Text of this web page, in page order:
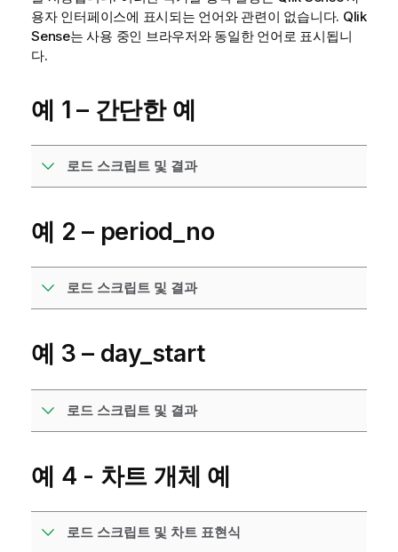
용자 인터페이스에 표시되는 언어와 관련이 없습니다. Qlik
Sense는 사용 중인 브라우저와 동일한 언어로 표시됩니
다.
예 1 – 간단한 예
로드 스크립트 및 결과
예 2 – period_no
로드 스크립트 및 결과
예 3 – day_start
로드 스크립트 및 결과
예 4 - 차트 개체 예
로드 스크립트 및 차트 표현식